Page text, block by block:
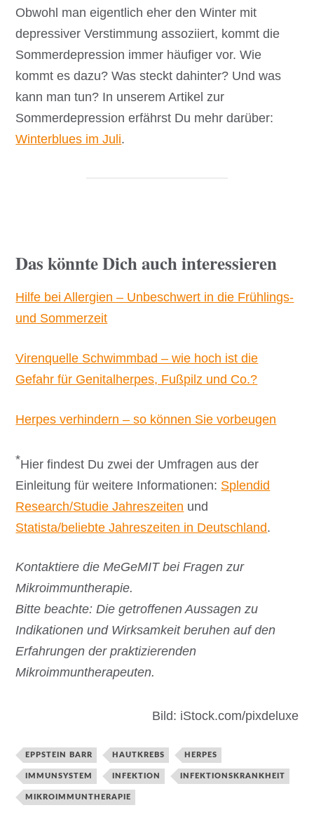
Obwohl man eigentlich eher den Winter mit
depressiver Verstimmung assoziiert, kommt die
Sommerdepression immer häufiger vor. Wie
kommt es dazu? Was steckt dahinter? Und was
kann man tun? In unserem Artikel zur
Sommerdepression erfährst Du mehr darüber:
Winterblues im Juli.
Das könnte Dich auch interessieren
Hilfe bei Allergien – Unbeschwert in die Frühlings-
und Sommerzeit
Virenquelle Schwimmbad – wie hoch ist die
Gefahr für Genitalherpes, Fußpilz und Co.?
Herpes verhindern – so können Sie vorbeugen
*Hier findest Du zwei der Umfragen aus der
Einleitung für weitere Informationen: Splendid
Research/Studie Jahreszeiten und
Statista/beliebte Jahreszeiten in Deutschland.
Kontaktiere die MeGeMIT bei Fragen zur
Mikroimmuntherapie.
Bitte beachte: Die getroffenen Aussagen zu
Indikationen und Wirksamkeit beruhen auf den
Erfahrungen der praktizierenden
Mikroimmuntherapeuten.
Bild: iStock.com/pixdeluxe
EPPSTEIN BARR HAUTKREBS HERPES
IMMUNSYSTEM INFEKTION INFEKTIONSKRANKHEIT
MIKROIMMUNTHERAPIE